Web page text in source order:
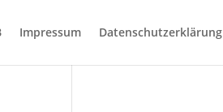
Impressum Datenschutzerklärung